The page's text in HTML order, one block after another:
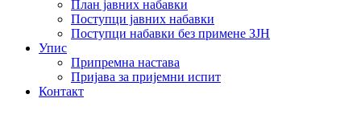
План јавних набавки
Поступци јавних набавки
Поступци набавки без примене ЗЈН
Упис
Припремна настава
Пријава за пријемни испит
Контакт